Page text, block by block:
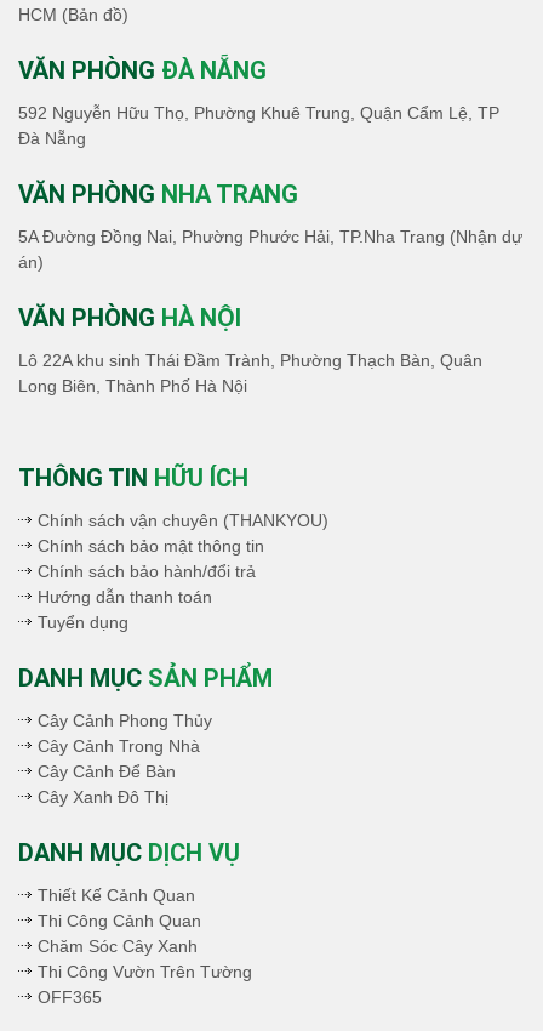
HCM (Bản đồ)
VĂN PHÒNG ĐÀ NẴNG
592 Nguyễn Hữu Thọ, Phường Khuê Trung, Quận Cẩm Lệ, TP
Đà Nẵng
VĂN PHÒNG NHA TRANG
5A Đường Đồng Nai, Phường Phước Hải, TP.Nha Trang (Nhận dự
án)
VĂN PHÒNG HÀ NỘI
Lô 22A khu sinh Thái Đầm Trành, Phường Thạch Bàn, Quân
Long Biên, Thành Phố Hà Nội
THÔNG TIN HỮU ÍCH
Chính sách vận chuyên (THANKYOU)
Chính sách bảo mật thông tin
Chính sách bảo hành/đổi trả
Hướng dẫn thanh toán
Tuyển dụng
DANH MỤC SẢN PHẨM
Cây Cảnh Phong Thủy
Cây Cảnh Trong Nhà
Cây Cảnh Để Bàn
Cây Xanh Đô Thị
DANH MỤC DỊCH VỤ
Thiết Kế Cảnh Quan
Thi Công Cảnh Quan
Chăm Sóc Cây Xanh
Thi Công Vườn Trên Tường
OFF365